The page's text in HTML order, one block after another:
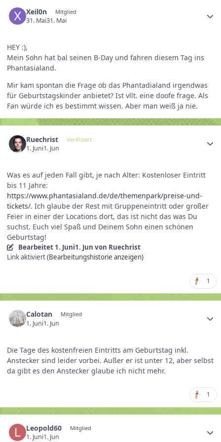
Xeil0n Mitglied
31. Mai31. Mai
HEY :),
Mein Sohn hat bal seinen B-Day und fahren diesem Tag ins
Phantasialand.
Mir kam spontan die Frage ob das Phantadialand irgendwas
für Geburtstagskinder anbietet? Ist vllt. eine doofe frage. Als
Fan würde ich es bestimmt wissen. Aber man weiß ja nie.
Ruechrist Verifiziert
1. Juni1. Jun
Was es auf jeden Fall gibt, je nach Alter: Kostenloser Eintritt
bis 11 Jahre:
https://www.phantasialand.de/de/themenpark/preise-und-
tickets/. Ich glaube der Rest mit Gruppeneintritt oder großer
Feier in einer der Locations dort, das ist nicht das was Du
suchst. Euch viel Spaß und Deinem Sohn einen schönen
Geburtstag!
Bearbeitet 1. Juni1. Jun von Ruechrist
Link aktiviert(Bearbeitungshistorie anzeigen)
1
Calotan Mitglied
1. Juni1. Jun
Die Tage des kostenfreien Eintritts am Geburtstag inkl.
Anstecker sind leider vorbei. Außer er ist unter 12, aber selbst
da gibt es den Anstecker glaube ich nicht mehr.
1
Leopold60 Mitglied
1. Juni1. Jun